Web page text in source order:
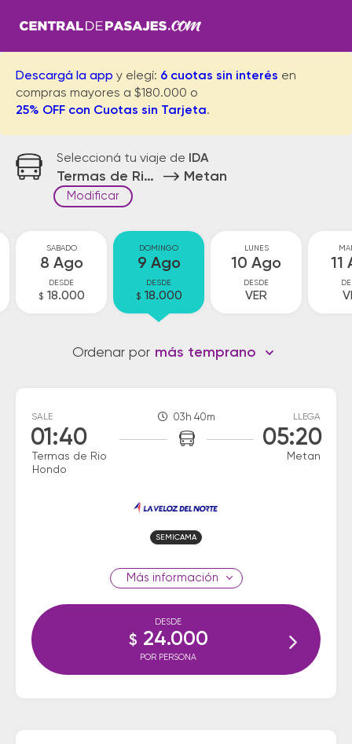
Descargá la app y elegí: 6 cuotas sin interés en
compras mayores a $180.000 o
25% OFF con Cuotas sin Tarjeta.
Seleccioná tu viaje de IDA
Termas de Rio Hondo Metan
Modificar
SABADO
8 Ago
DESDE
$ 18.000
DOMINGO
9 Ago
DESDE
$ 18.000
LUNES
10 Ago
DESDE
VER
11
Ordenar por más temprano
SALE
01:40
Termas de Rio
Hondo
03h 40m LLEGA
05:20
Metan
SEMICAMA
información
DESDE
$ 24.000
POR PERSONA